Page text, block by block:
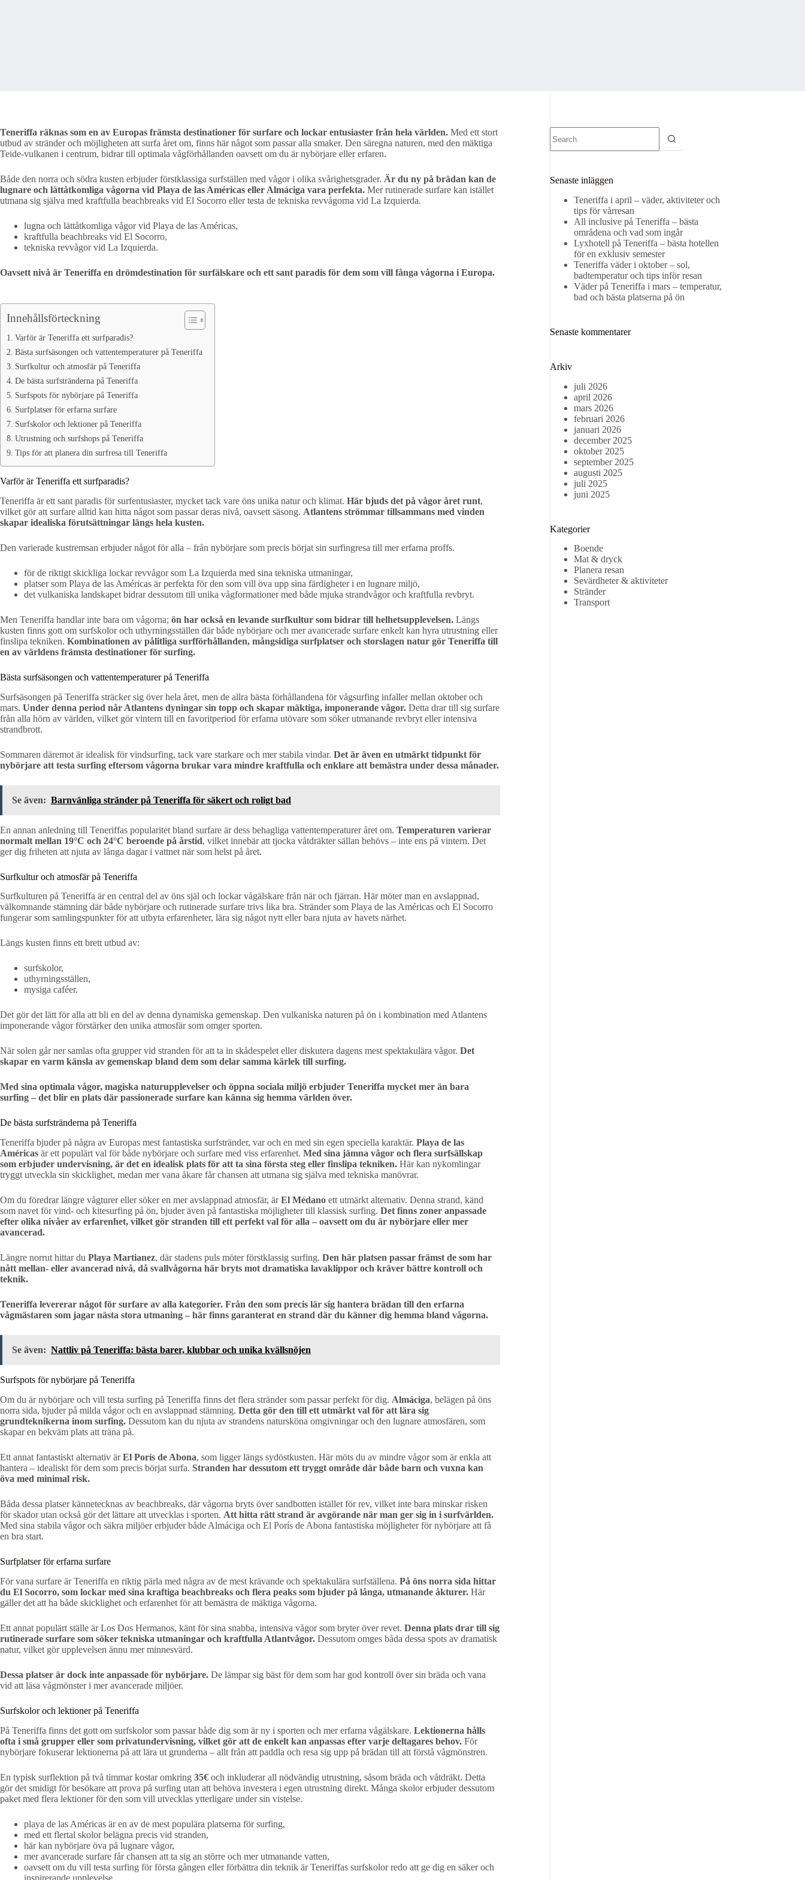
Teneriffa räknas som en av Europas främsta destinationer för surfare och lockar entusiaster från hela världen. Med ett stort
utbud av stränder och möjligheten att surfa året om, finns här något som passar alla smaker. Den säregna naturen, med den mäktiga
Teide-vulkanen i centrum, bidrar till optimala vågförhållanden oavsett om du är nybörjare eller erfaren.
Både den norra och södra kusten erbjuder förstklassiga surfställen med vågor i olika svårighetsgrader. Är du ny på brädan kan de
lugnare och lättåtkomliga vågorna vid Playa de las Américas eller Almáciga vara perfekta. Mer rutinerade surfare kan istället
utmana sig själva med kraftfulla beachbreaks vid El Socorro eller testa de tekniska revvågorna vid La Izquierda.
lugna och lättåtkomliga vågor vid Playa de las Américas,
kraftfulla beachbreaks vid El Socorro,
tekniska revvågor vid La Izquierda.
Oavsett nivå är Teneriffa en drömdestination för surfälskare och ett sant paradis för dem som vill fånga vågorna i Europa.
Innehållsförteckning
Varför är Teneriffa ett surfparadis?
Bästa surfsäsongen och vattentemperaturer på Teneriffa
Surfkultur och atmosfär på Teneriffa
De bästa surfstränderna på Teneriffa
Surfspots för nybörjare på Teneriffa
Surfplatser för erfarna surfare
Surfskolor och lektioner på Teneriffa
Utrustning och surfshops på Teneriffa
Tips för att planera din surfresa till Teneriffa
Varför är Teneriffa ett surfparadis?
Teneriffa är ett sant paradis för surfentusiaster, mycket tack vare öns unika natur och klimat. Här bjuds det på vågor året runt,
vilket gör att surfare alltid kan hitta något som passar deras nivå, oavsett säsong. Atlantens strömmar tillsammans med vinden
skapar idealiska förutsättningar längs hela kusten.
Den varierade kustremsan erbjuder något för alla – från nybörjare som precis börjat sin surfingresa till mer erfarna proffs.
för de riktigt skickliga lockar revvågor som La Izquierda med sina tekniska utmaningar,
platser som Playa de las Américas är perfekta för den som vill öva upp sina färdigheter i en lugnare miljö,
det vulkaniska landskapet bidrar dessutom till unika vågformationer med både mjuka strandvågor och kraftfulla revbryt.
Men Teneriffa handlar inte bara om vågorna; ön har också en levande surfkultur som bidrar till helhetsupplevelsen. Längs
kusten finns gott om surfskolor och uthyrningsställen där både nybörjare och mer avancerade surfare enkelt kan hyra utrustning eller
finslipa tekniken. Kombinationen av pålitliga surfförhållanden, mångsidiga surfplatser och storslagen natur gör Teneriffa till
en av världens främsta destinationer för surfing.
Bästa surfsäsongen och vattentemperaturer på Teneriffa
Surfsäsongen på Teneriffa sträcker sig över hela året, men de allra bästa förhållandena för vågsurfing infaller mellan oktober och
mars. Under denna period når Atlantens dyningar sin topp och skapar mäktiga, imponerande vågor. Detta drar till sig surfare
från alla hörn av världen, vilket gör vintern till en favoritperiod för erfarna utövare som söker utmanande revbryt eller intensiva
strandbrott.
Sommaren däremot är idealisk för vindsurfing, tack vare starkare och mer stabila vindar. Det är även en utmärkt tidpunkt för
nybörjare att testa surfing eftersom vågorna brukar vara mindre kraftfulla och enklare att bemästra under dessa månader.
Se även: Barnvänliga stränder på Teneriffa för säkert och roligt bad
En annan anledning till Teneriffas popularitet bland surfare är dess behagliga vattentemperaturer året om. Temperaturen varierar
normalt mellan 19°C och 24°C beroende på årstid, vilket innebär att tjocka våtdräkter sällan behövs – inte ens på vintern. Det
ger dig friheten att njuta av långa dagar i vattnet när som helst på året.
Surfkultur och atmosfär på Teneriffa
Surfkulturen på Teneriffa är en central del av öns själ och lockar vågälskare från när och fjärran. Här möter man en avslappnad,
välkomnande stämning där både nybörjare och rutinerade surfare trivs lika bra. Stränder som Playa de las Américas och El Socorro
fungerar som samlingspunkter för att utbyta erfarenheter, lära sig något nytt eller bara njuta av havets närhet.
Längs kusten finns ett brett utbud av:
surfskolor,
uthyrningsställen,
mysiga caféer.
Det gör det lätt för alla att bli en del av denna dynamiska gemenskap. Den vulkaniska naturen på ön i kombination med Atlantens
imponerande vågor förstärker den unika atmosfär som omger sporten.
När solen går ner samlas ofta grupper vid stranden för att ta in skådespelet eller diskutera dagens mest spektakulära vågor. Det
skapar en varm känsla av gemenskap bland dem som delar samma kärlek till surfing.
Med sina optimala vågor, magiska naturupplevelser och öppna sociala miljö erbjuder Teneriffa mycket mer än bara
surfing – det blir en plats där passionerade surfare kan känna sig hemma världen över.
De bästa surfstränderna på Teneriffa
Teneriffa bjuder på några av Europas mest fantastiska surfstränder, var och en med sin egen speciella karaktär. Playa de las
Américas är ett populärt val för både nybörjare och surfare med viss erfarenhet. Med sina jämna vågor och flera surfsällskap
som erbjuder undervisning, är det en idealisk plats för att ta sina första steg eller finslipa tekniken. Här kan nykomlingar
tryggt utveckla sin skicklighet, medan mer vana åkare får chansen att utmana sig själva med tekniska manövrar.
Om du föredrar längre vågturer eller söker en mer avslappnad atmosfär, ärEl Médano ett utmärkt alternativ. Denna strand, känd
som navet för vind- och kitesurfing på ön, bjuder även på fantastiska möjligheter till klassisk surfing. Det finns zoner anpassade
efter olika nivåer av erfarenhet, vilket gör stranden till ett perfekt val för alla – oavsett om du är nybörjare eller mer
avancerad.
Längre norrut hittar du Playa Martianez, där stadens puls möter förstklassig surfing. Den här platsen passar främst de som har
nått mellan- eller avancerad nivå, då svallvågorna här bryts mot dramatiska lavaklippor och kräver bättre kontroll och
teknik.
Teneriffa levererar något för surfare av alla kategorier. Från den som precis lär sig hantera brädan till den erfarna
vågmästaren som jagar nästa stora utmaning – här finns garanterat en strand där du känner dig hemma bland vågorna.
Se även: Nattliv på Teneriffa: bästa barer, klubbar och unika kvällsnöjen
Surfspots för nybörjare på Teneriffa
Om du är nybörjare och vill testa surfing på Teneriffa finns det flera stränder som passar perfekt för dig. Almáciga, belägen på öns
norra sida, bjuder på milda vågor och en avslappnad stämning. Detta gör den till ett utmärkt val för att lära sig
grundteknikerna inom surfing. Dessutom kan du njuta av strandens natursköna omgivningar och den lugnare atmosfären, som
skapar en bekväm plats att träna på.
Ett annat fantastiskt alternativ ärEl Porís de Abona, som ligger längs sydöstkusten. Här möts du av mindre vågor som är enkla att
hantera – idealiskt för dem som precis börjat surfa. Stranden har dessutom ett tryggt område där både barn och vuxna kan
öva med minimal risk.
Båda dessa platser kännetecknas av beachbreaks, där vågorna bryts över sandbotten istället för rev, vilket inte bara minskar risken
för skador utan också gör det lättare att utvecklas i sporten. Att hitta rätt strand är avgörande när man ger sig in i surfvärlden.
Med sina stabila vågor och säkra miljöer erbjuder både Almáciga och El Porís de Abona fantastiska möjligheter för nybörjare att få
en bra start.
Surfplatser för erfarna surfare
För vana surfare är Teneriffa en riktig pärla med några av de mest krävande och spektakulära surfställena. På öns norra sida hittar
du El Socorro, som lockar med sina kraftiga beachbreaks och flera peaks som bjuder på långa, utmanande åkturer. Här
gäller det att ha både skicklighet och erfarenhet för att bemästra de mäktiga vågorna.
Ett annat populärt ställe är Los Dos Hermanos, känt för sina snabba, intensiva vågor som bryter över revet. Denna plats drar till sig
rutinerade surfare som söker tekniska utmaningar och kraftfulla Atlantvågor. Dessutom omges båda dessa spots av dramatisk
natur, vilket gör upplevelsen ännu mer minnesvärd.
Dessa platser är dock inte anpassade för nybörjare. De lämpar sig bäst för dem som har god kontroll över sin bräda och vana
vid att läsa vågmönster i mer avancerade miljöer.
Surfskolor och lektioner på Teneriffa
På Teneriffa finns det gott om surfskolor som passar både dig som är ny i sporten och mer erfarna vågälskare. Lektionerna hålls
ofta i små grupper eller som privatundervisning, vilket gör att de enkelt kan anpassas efter varje deltagares behov. För
nybörjare fokuserar lektionerna på att lära ut grunderna – allt från att paddla och resa sig upp på brädan till att förstå vågmönstren.
En typisk surflektion på två timmar kostar omkring 35€ och inkluderar all nödvändig utrustning, såsom bräda och våtdräkt. Detta
gör det smidigt för besökare att prova på surfing utan att behöva investera i egen utrustning direkt. Många skolor erbjuder dessutom
paket med flera lektioner för den som vill utvecklas ytterligare under sin vistelse.
playa de las Américas är en av de mest populära platserna för surfing,
med ett flertal skolor belägna precis vid stranden,
här kan nybörjare öva på lugnare vågor,
mer avancerade surfare får chansen att ta sig an större och mer utmanande vatten,
oavsett om du vill testa surfing för första gången eller förbättra din teknik är Teneriffas surfskolor redo att ge dig en säker och
inspirerande upplevelse.
results
Senaste inläggen
Teneriffa i april – väder, aktiviteter och
tips för vårresan
All inclusive på Teneriffa – bästa
områdena och vad som ingår
Lyxhotell på Teneriffa – bästa hotellen
för en exklusiv semester
Teneriffa väder i oktober – sol,
badtemperatur och tips inför resan
Väder på Teneriffa i mars – temperatur,
bad och bästa platserna på ön
Senaste kommentarer
Arkiv
juli 2026
april 2026
mars 2026
februari 2026
januari 2026
december 2025
oktober 2025
september 2025
augusti 2025
juli 2025
juni 2025
Kategorier
Boende
Mat & dryck
Planera resan
Sevärdheter & aktiviteter
Stränder
Transport